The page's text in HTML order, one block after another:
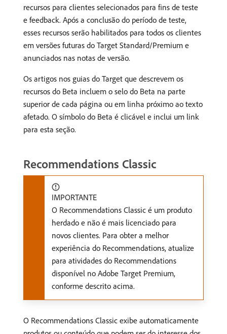
recursos para clientes selecionados para fins de teste
e feedback. Após a conclusão do período de teste,
esses recursos serão habilitados para todos os clientes
em versões futuras do Target Standard/Premium e
anunciados nas notas de versão.
Os artigos nos guias do Target que descrevem os
recursos do Beta incluem o selo do Beta na parte
superior de cada página ou em linha próximo ao texto
afetado. O símbolo do Beta é clicável e inclui um link
para esta seção.
Recommendations Classic
IMPORTANTE
O Recommendations Classic é um produto
herdado e não é mais licenciado para
novos clientes. Para obter a melhor
experiência do Recommendations, atualize
para atividades do Recommendations
disponível no Adobe Target Premium,
conforme descrito acima.
O Recommendations Classic exibe automaticamente